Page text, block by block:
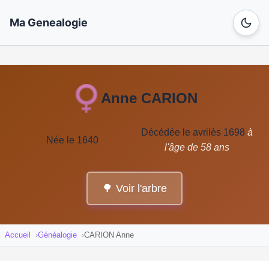
Ma Genealogie
Anne CARION
Née le 1640
Décédée le avrilès 1698 à
l'âge de 58 ans
🌳 Voir l'arbre
Accueil Généalogie CARION Anne